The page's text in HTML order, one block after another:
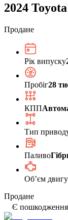
2024
Продане
Рік випуску
Пробіг28
КПП
Тип
Паливо
Обʼєм
Продане
Є пошкодження